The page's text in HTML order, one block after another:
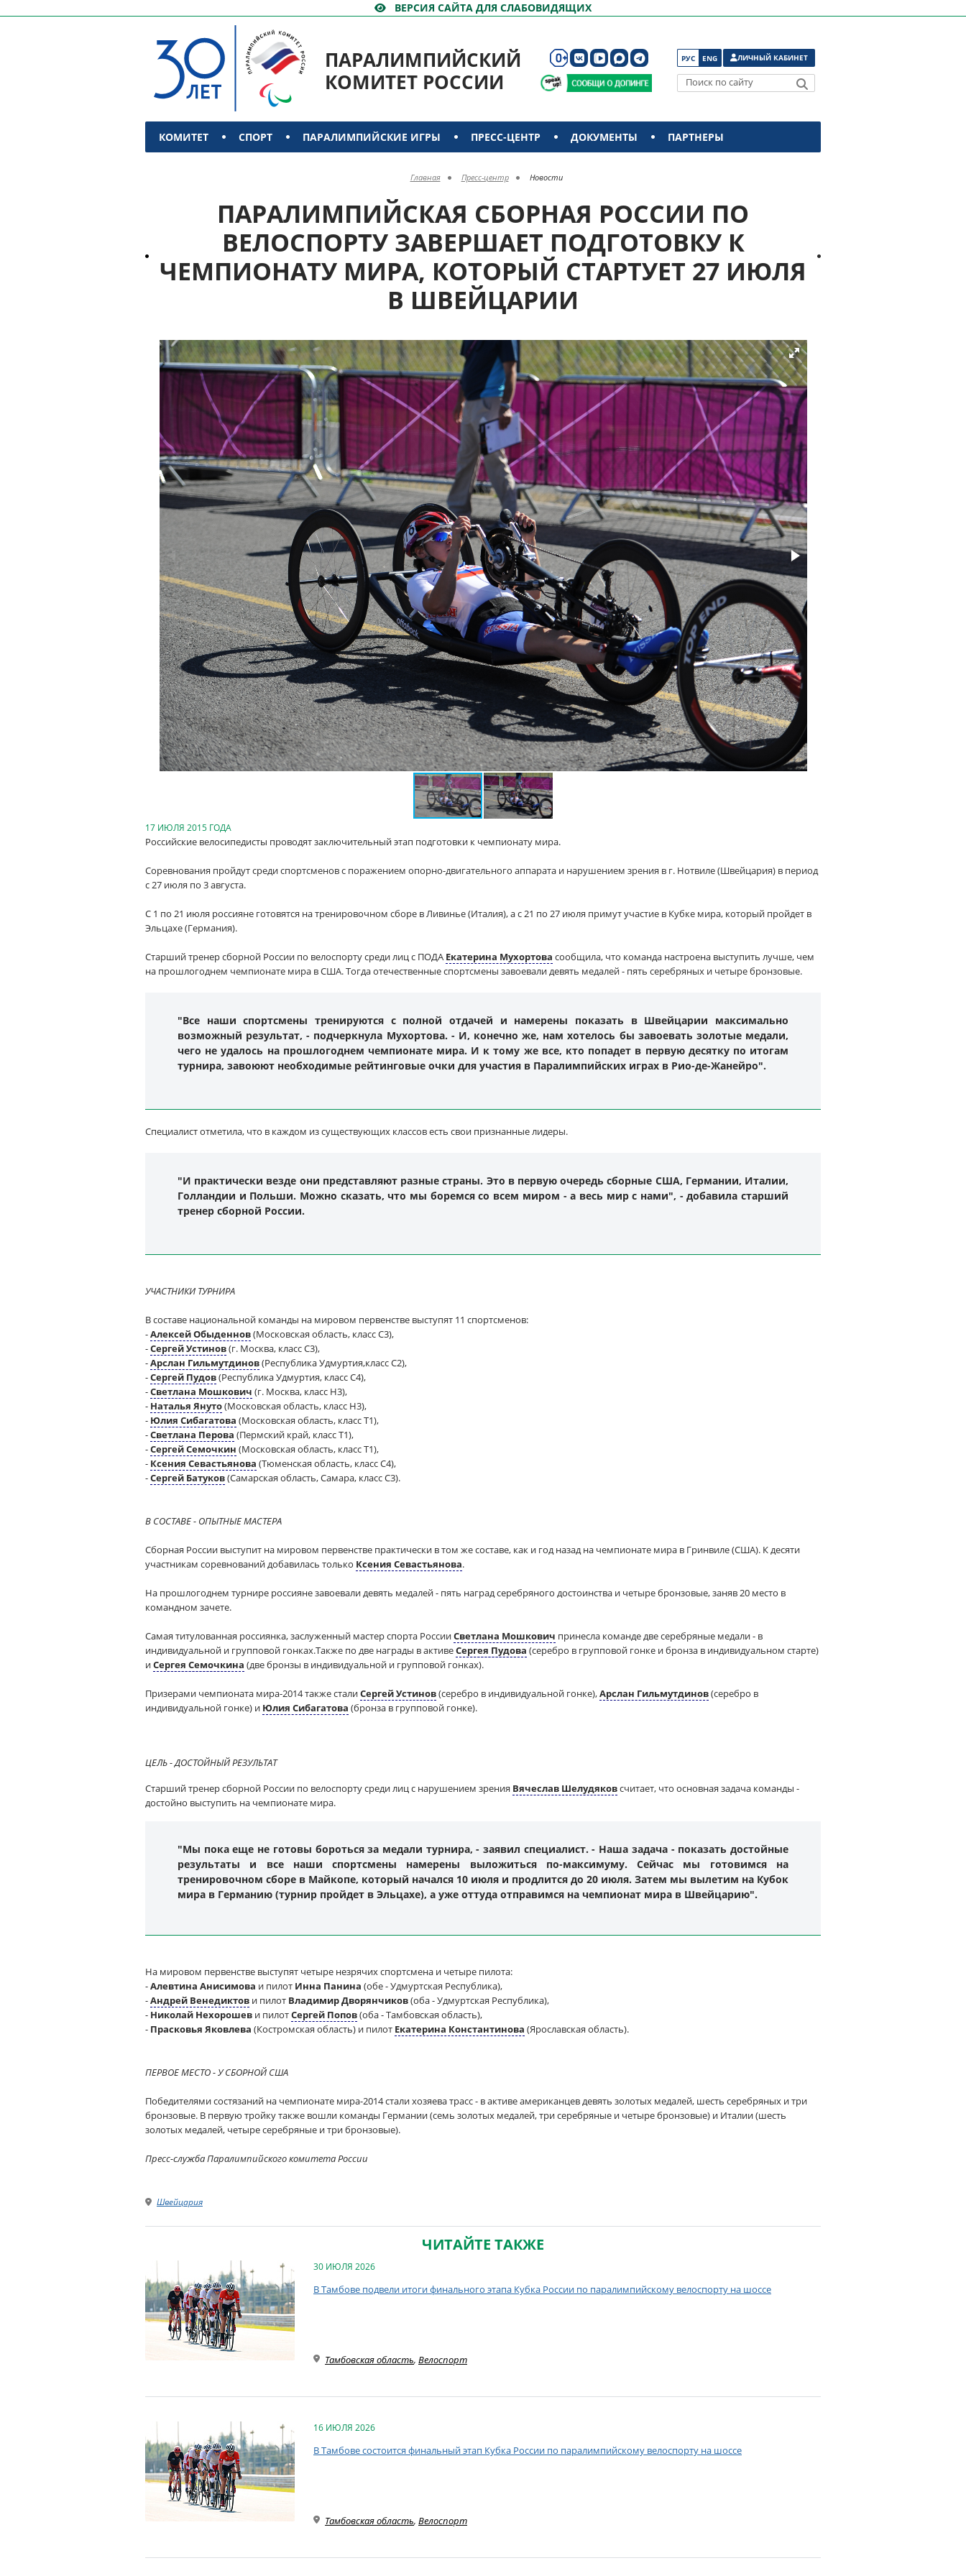
ВЕРСИЯ САЙТА ДЛЯ СЛАБОВИДЯЩИХ
ПАРАЛИМПИЙСКИЙ
КОМИТЕТ РОССИИ
РУС ENG ЛИЧНЫЙ КАБИНЕТ
Поиск по сайту
КОМИТЕТ СПОРТ ПАРАЛИМПИЙСКИЕ ИГРЫ ПРЕСС-ЦЕНТР ДОКУМЕНТЫ ПАРТНЕРЫ
Главная Пресс-центр Новости
ПАРАЛИМПИЙСКАЯ СБОРНАЯ РОССИИ ПО
ВЕЛОСПОРТУ ЗАВЕРШАЕТ ПОДГОТОВКУ К
ЧЕМПИОНАТУ МИРА, КОТОРЫЙ СТАРТУЕТ 27 ИЮЛЯ
В ШВЕЙЦАРИИ
17 ИЮЛЯ 2015 ГОДА
Российские велосипедисты проводят заключительный этап подготовки к чемпионату мира.
Соревнования пройдут среди спортсменов с поражением опорно-двигательного аппарата и нарушением зрения в г. Нотвиле (Швейцария) в период
с 27 июля по 3 августа.
С 1 по 21 июля россияне готовятся на тренировочном сборе в Ливинье (Италия), а с 21 по 27 июля примут участие в Кубке мира, который пройдет в
Эльцахе (Германия).
Старший тренер сборной России по велоспорту среди лиц с ПОДА Екатерина Мухортова сообщила, что команда настроена выступить лучше, чем
на прошлогоднем чемпионате мира в США. Тогда отечественные спортсмены завоевали девять медалей - пять серебряных и четыре бронзовые.
"Все наши спортсмены тренируются с полной отдачей и намерены показать в Швейцарии максимально
возможный результат, - подчеркнула Мухортова. - И, конечно же, нам хотелось бы завоевать золотые медали,
чего не удалось на прошлогоднем чемпионате мира. И к тому же все, кто попадет в первую десятку по итогам
турнира, завоюют необходимые рейтинговые очки для участия в Паралимпийских играх в Рио-де-Жанейро".
Специалист отметила, что в каждом из существующих классов есть свои признанные лидеры.
"И практически везде они представляют разные страны. Это в первую очередь сборные США, Германии, Италии,
Голландии и Польши. Можно сказать, что мы боремся со всем миром - а весь мир с нами", - добавила старший
тренер сборной России.
УЧАСТНИКИ ТУРНИРА
В составе национальной команды на мировом первенстве выступят 11 спортсменов:
-Алексей Обыденнов(Московская область, класс C3),
-Сергей Устинов(г. Москва, класс С3),
-Арслан Гильмутдинов(Республика Удмуртия,класс C2),
-Сергей Пудов(Республика Удмуртия, класс C4),
-Светлана Мошкович (г. Москва, класс H3),
- Наталья Януто(Московская область, класс H3),
- Юлия Сибагатова (Московская область, класс T1),
-Светлана Перова (Пермский край, класс T1),
-Сергей Семочкин (Московская область, класс T1),
- Ксения Севастьянова (Тюменская область, классС4),
-Сергей Батуков(Самарская область, Самара, класс C3).
В СОСТАВЕ - ОПЫТНЫЕ МАСТЕРА
Сборная России выступит на мировом первенстве практически в том же составе, как и год назад на чемпионате мира в Гринвиле (США). К десяти
участникам соревнований добавилась только Ксения Севастьянова.
На прошлогоднем турнире россияне завоевали девять медалей - пять наград серебряного достоинства и четыре бронзовые, заняв 20 место в
командном зачете.
Самая титулованная россиянка, заслуженный мастер спорта РоссииСветлана Мошкович принесла команде две серебряные медали - в
индивидуальной и групповой гонках.Также по две награды в активеСергея Пудова (серебро в групповой гонке и бронза в индивидуальном старте)
иСергея Семочкина (две бронзы в индивидуальной и групповой гонках).
Призерами чемпионата мира-2014 также сталиСергей Устинов(серебро в индивидуальной гонке),Арслан Гильмутдинов(серебро в
индивидуальной гонке) и Юлия Сибагатова (бронза в групповой гонке).
ЦЕЛЬ - ДОСТОЙНЫЙ РЕЗУЛЬТАТ
Старший тренер сборной России по велоспорту среди лиц с нарушением зрения Вячеслав Шелудяковсчитает, что основная задача команды -
достойно выступить на чемпионате мира.
"Мы пока еще не готовы бороться за медали турнира, - заявил специалист. - Наша задача - показать достойные
результаты и все наши спортсмены намерены выложиться по-максимуму. Сейчас мы готовимся на
тренировочном сборе в Майкопе, который начался 10 июля и продлится до 20 июля. Затем мы вылетим на Кубок
мира в Германию (турнир пройдет в Эльцахе), а уже оттуда отправимся на чемпионат мира в Швейцарию".
На мировом первенстве выступят четыре незрячих спортсмена и четыре пилота:
-Алевтина Анисимова и пилот Инна Панина (обе - Удмуртская Республика),
-Андрей Венедиктов и пилот Владимир Дворянчиков(оба - Удмуртская Республика),
- Николай Нехорошев и пилотСергей Попов(оба - Тамбовская область),
- Прасковья Яковлева (Костромская область) и пилот Екатерина Константинова (Ярославская область).
ПЕРВОЕ МЕСТО - У СБОРНОЙ США
Победителями состязаний на чемпионате мира-2014 стали хозяева трасс - в активе американцев девять золотых медалей, шесть серебряных и три
бронзовые. В первую тройку также вошли команды Германии (семь золотых медалей, три серебряные и четыре бронзовые) и Италии (шесть
золотых медалей, четыре серебряные и три бронзовые).
Пресс-служба Паралимпийского комитета России
Швейцария
ЧИТАЙТЕ ТАКЖЕ
30 ИЮЛЯ 2026
В Тамбове подвели итоги финального этапа Кубка России по паралимпийскому велоспорту на шоссе
Тамбовская область, Велоспорт
16 ИЮЛЯ 2026
В Тамбове состоится финальный этап Кубка России по паралимпийскому велоспорту на шоссе
Тамбовская область, Велоспорт